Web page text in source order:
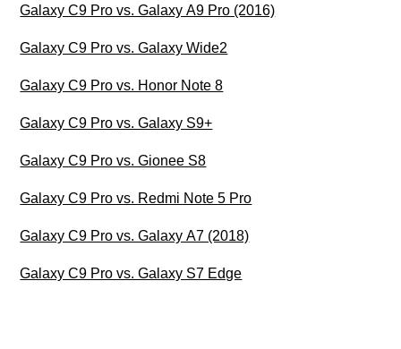
Galaxy C9 Pro vs. Galaxy A9 Pro (2016)
Galaxy C9 Pro vs. Galaxy Wide2
Galaxy C9 Pro vs. Honor Note 8
Galaxy C9 Pro vs. Galaxy S9+
Galaxy C9 Pro vs. Gionee S8
Galaxy C9 Pro vs. Redmi Note 5 Pro
Galaxy C9 Pro vs. Galaxy A7 (2018)
Galaxy C9 Pro vs. Galaxy S7 Edge